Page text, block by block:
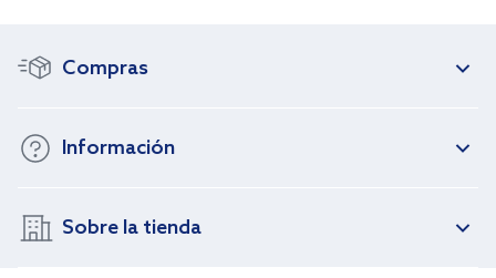
Compras
Información
Sobre la tienda